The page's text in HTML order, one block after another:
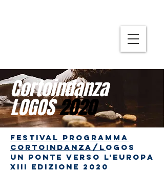
Cortoindanza
LOGOS2020
Festival programma
Cortoindanza/l ogos
Un ponte verso l’Europa
XIII edizione 2020